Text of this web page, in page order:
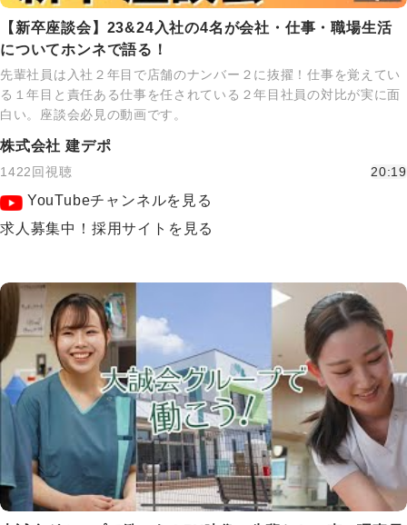
【新卒座談会】23&24入社の4名が会社・仕事・職場生活
についてホンネで語る！
先輩社員は入社２年目で店舗のナンバー２に抜擢！仕事を覚えてい
る１年目と責任ある仕事を任されている２年目社員の対比が実に面
白い。座談会必見の動画です。
株式会社 建デポ
1422回視聴 20:19
YouTubeチャンネルを見る
求人募集中！採用サイトを見る